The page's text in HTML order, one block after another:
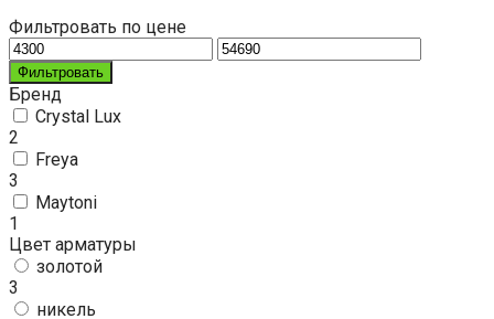
Фильтровать по цене
Фильтровать
Бренд
Crystal Lux
2
Freya
3
Maytoni
1
Цвет арматуры
золотой
3
никель